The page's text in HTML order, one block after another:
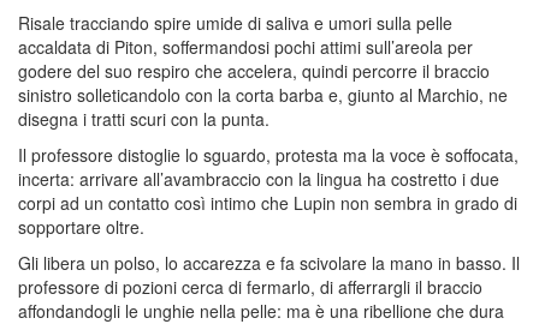
Risale tracciando spire umide di saliva e umori sulla pelle
accaldata di Piton, soffermandosi pochi attimi sull’areola per
godere del suo respiro che accelera, quindi percorre il braccio
sinistro solleticandolo con la corta barba e, giunto al Marchio, ne
disegna i tratti scuri con la punta.
Il professore distoglie lo sguardo, protesta ma la voce è soffocata,
incerta: arrivare all’avambraccio con la lingua ha costretto i due
corpi ad un contatto così intimo che Lupin non sembra in grado di
sopportare oltre.
Gli libera un polso, lo accarezza e fa scivolare la mano in basso. Il
professore di pozioni cerca di fermarlo, di afferrargli il braccio
affondandogli le unghie nella pelle: ma è una ribellione che dura